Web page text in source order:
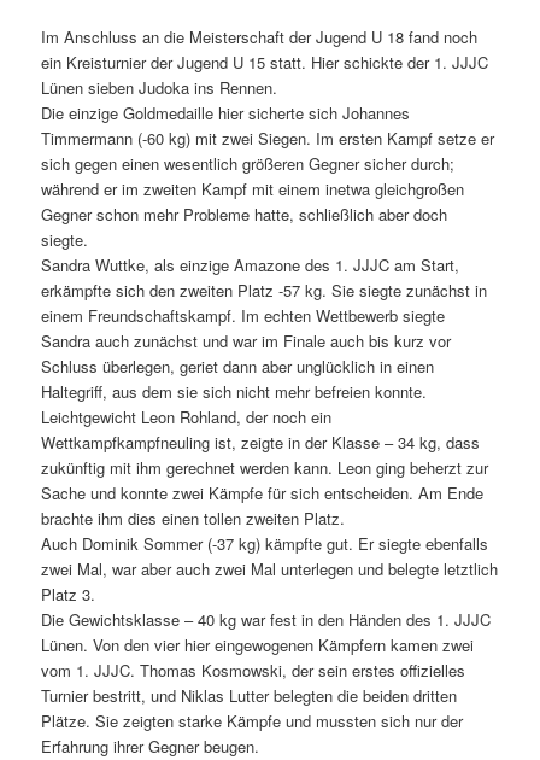
Im Anschluss an die Meisterschaft der Jugend U 18 fand noch
ein Kreisturnier der Jugend U 15 statt. Hier schickte der 1. JJJC
Lünen sieben Judoka ins Rennen.
Die einzige Goldmedaille hier sicherte sich Johannes
Timmermann (-60 kg) mit zwei Siegen. Im ersten Kampf setze er
sich gegen einen wesentlich größeren Gegner sicher durch;
während er im zweiten Kampf mit einem inetwa gleichgroßen
Gegner schon mehr Probleme hatte, schließlich aber doch
siegte.
Sandra Wuttke, als einzige Amazone des 1. JJJC am Start,
erkämpfte sich den zweiten Platz -57 kg. Sie siegte zunächst in
einem Freundschaftskampf. Im echten Wettbewerb siegte
Sandra auch zunächst und war im Finale auch bis kurz vor
Schluss überlegen, geriet dann aber unglücklich in einen
Haltegriff, aus dem sie sich nicht mehr befreien konnte.
Leichtgewicht Leon Rohland, der noch ein
Wettkampfkampfneuling ist, zeigte in der Klasse – 34 kg, dass
zukünftig mit ihm gerechnet werden kann. Leon ging beherzt zur
Sache und konnte zwei Kämpfe für sich entscheiden. Am Ende
brachte ihm dies einen tollen zweiten Platz.
Auch Dominik Sommer (-37 kg) kämpfte gut. Er siegte ebenfalls
zwei Mal, war aber auch zwei Mal unterlegen und belegte letztlich
Platz 3.
Die Gewichtsklasse – 40 kg war fest in den Händen des 1. JJJC
Lünen. Von den vier hier eingewogenen Kämpfern kamen zwei
vom 1. JJJC. Thomas Kosmowski, der sein erstes offizielles
Turnier bestritt, und Niklas Lutter belegten die beiden dritten
Plätze. Sie zeigten starke Kämpfe und mussten sich nur der
Erfahrung ihrer Gegner beugen.